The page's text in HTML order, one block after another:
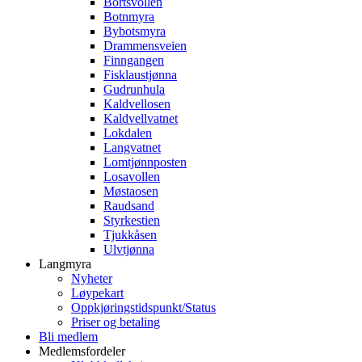
Botnmyra
Bybotsmyra
Drammensveien
Finngangen
Fisklaustjønna
Gudrunhula
Kaldvellosen
Kaldvellvatnet
Lokdalen
Langvatnet
Lomtjønnposten
Losavollen
Møstaosen
Raudsand
Styrkestien
Tjukkåsen
Ulvtjønna
Langmyra
Nyheter
Løypekart
Oppkjøringstidspunkt/Status
Priser og betaling
Bli medlem
Medlemsfordeler